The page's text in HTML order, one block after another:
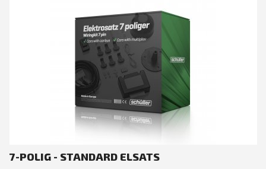
7-POLIG - STANDARD ELSATS